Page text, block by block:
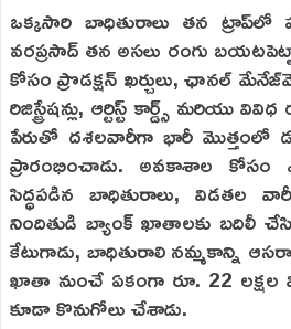
ఒక్కసారి బాధితురాలు తన ట్రాప్‌లో
వరప్రసాద్ తన అసలు రంగు
కోసం ప్రొడక్షన్ ఖర్చులు, ఛానల్
రిజిస్ట్రేషన్లు, ఆర్టిస్ట్ కార్డ్స్ మరియు
పేరుతో దశలవారీగా భారీ మొత్తంలో
ప్రారంభించాడు. అవకాశాల కోసం
సిద్ధపడిన బాధితురాలు, విడతల
నిందితుడి బ్యాంక్ ఖాతాలకు బదిలీ
కేటుగాడు, బాధితురాలి నమ్మకాన్ని
ఖాతా నుంచే ఏకంగా రూ. 22 లక్షల
కూడా కొనుగోలు చేశాడు.